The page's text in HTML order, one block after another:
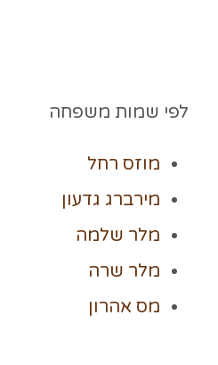
לפי שמות משפחה
מוזס רחל
מירברג גדעון
מלר שלמה
מלר שרה
מס אהרון